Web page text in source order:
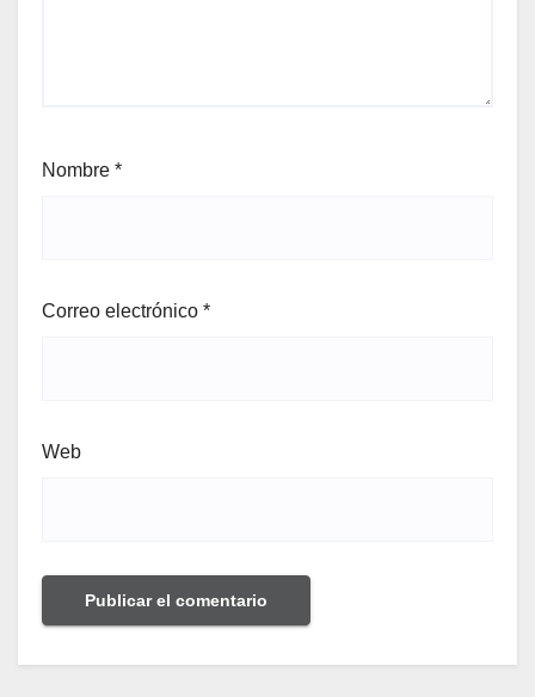
Nombre *
Correo electrónico *
Web